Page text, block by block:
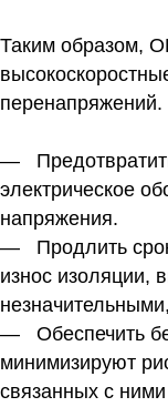
Таким образом,
—
электрическое
напряжения.
— Продлить
износ изоляции,
— Обеспечить
минимизируют
связанных с ними